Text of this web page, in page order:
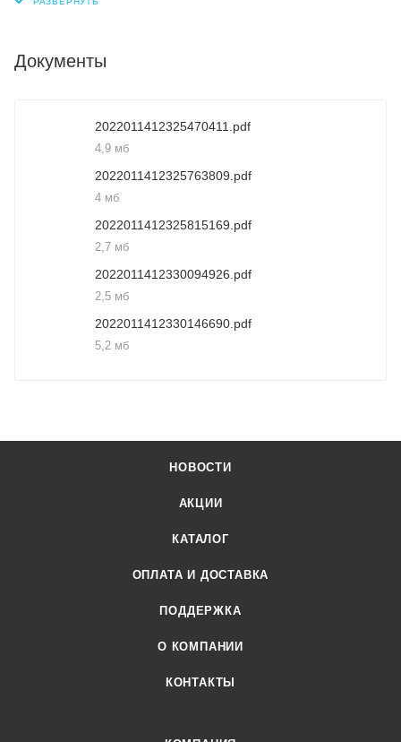
Документы
2022011412325470411.pdf
4,9 мб
2022011412325763809.pdf
4 мб
2022011412325815169.pdf
2,7 мб
2022011412330094926.pdf
2,5 мб
2022011412330146690.pdf
5,2 мб
НОВОСТИ
АКЦИИ
КАТАЛОГ
ОПЛАТА И ДОСТАВКА
ПОДДЕРЖКА
О КОМПАНИИ
КОНТАКТЫ